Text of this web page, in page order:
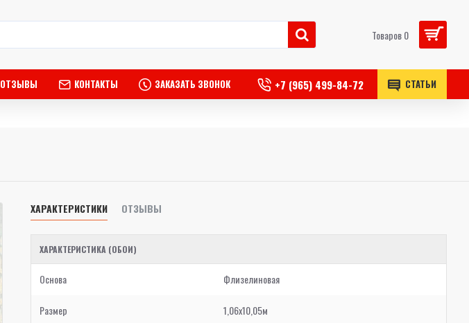
Товаров 0
ОТЗЫВЫ КОНТАКТЫ ЗАКАЗАТЬ ЗВОНОК +7 (965) 499-84-72 СТАТЬИ
ХАРАКТЕРИСТИКИ ОТЗЫВЫ
ХАРАКТЕРИСТИКА (ОБОИ)
Основа Флизелиновая
Размер 1,06x10,05м